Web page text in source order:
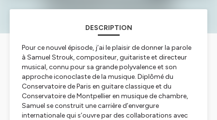
DESCRIPTION
Pour ce nouvel épisode, j’ai le plaisir de donner la parole
à Samuel Strouk, compositeur, guitariste et directeur
musical, connu pour sa grande polyvalence et son
approche iconoclaste de la musique. Diplômé du
Conservatoire de Paris en guitare classique et du
Conservatoire de Montpellier en musique de chambre,
Samuel se construit une carrière d’envergure
internationale qui s’ouvre par des collaborations avec